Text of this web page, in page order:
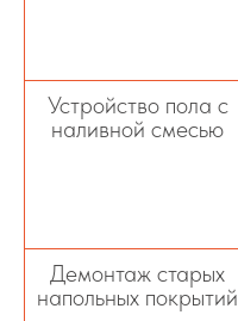
Устройство пола с
наливной смесью
Демонтаж старых
напольных покрытий